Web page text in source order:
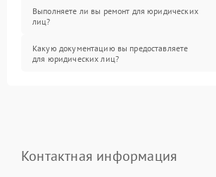
Выполняете ли вы ремонт для юридических
лиц?
Какую документацию вы предоставляете
для юридических лиц?
Контактная информация